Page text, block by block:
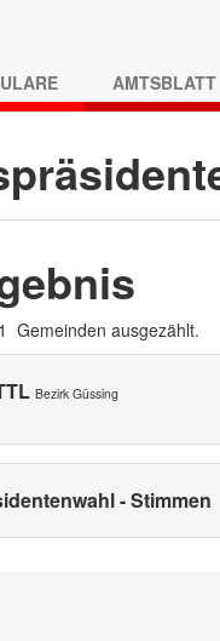
AMTSBLATT
Gemeinden ausgezählt.
Bezirk Güssing
- Stimmen